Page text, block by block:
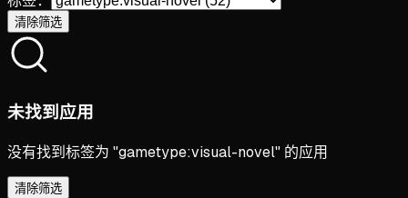
清除筛选
未找到应用
没有找到标签为 "gametype:visual-novel" 的应用
清除筛选